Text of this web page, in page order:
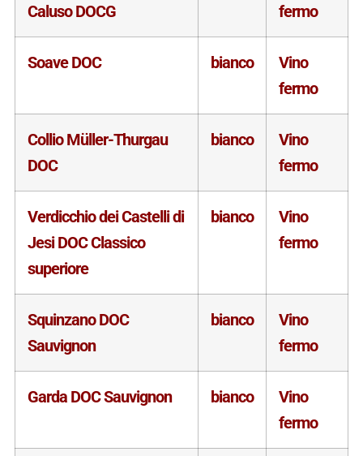
Caluso DOCG
fermo
Soave DOC bianco
Vino
fermo
Collio Müller-Thurgau
DOC
bianco
Vino
fermo
Verdicchio dei Castelli di
Jesi DOC Classico
superiore
bianco
Vino
fermo
Squinzano DOC
Sauvignon
bianco
Vino
fermo
Garda DOC Sauvignon bianco
Vino
fermo